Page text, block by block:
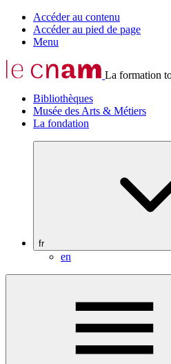
Accéder au contenu
Accéder au pied de page
Menu
La formation
Bibliothèques
Musée des Arts & Métiers
La fondation
fr
en